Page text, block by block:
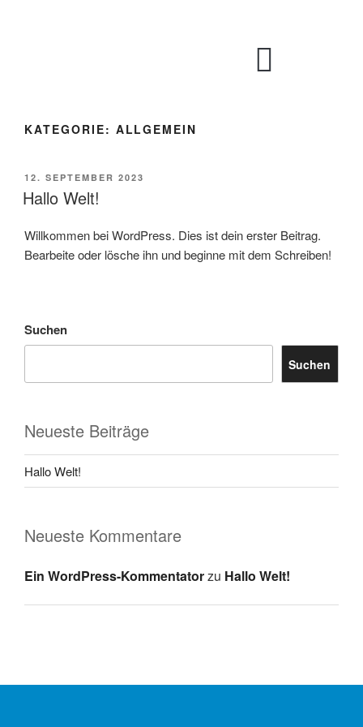
KATEGORIE: ALLGEMEIN
12. SEPTEMBER 2023
Hallo Welt!
Willkommen bei WordPress. Dies ist dein erster Beitrag.
Bearbeite oder lösche ihn und beginne mit dem Schreiben!
Suchen
Suchen
Neueste Beiträge
Hallo Welt!
Neueste Kommentare
Ein WordPress-Kommentatorzu Hallo Welt!